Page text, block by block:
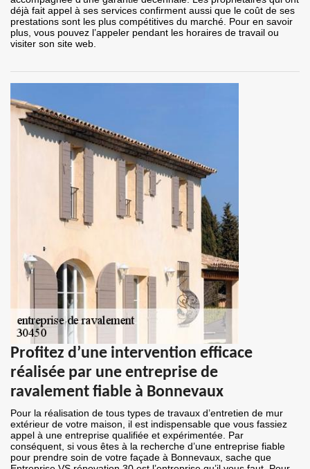
déjà fait appel à ses services confirment aussi que le coût de ses
prestations sont les plus compétitives du marché. Pour en savoir
plus, vous pouvez l’appeler pendant les horaires de travail ou
visiter son site web.
Profitez d’une intervention efficace
réalisée par une entreprise de
ravalement fiable à Bonnevaux
Pour la réalisation de tous types de travaux d’entretien de mur
extérieur de votre maison, il est indispensable que vous fassiez
appel à une entreprise qualifiée et expérimentée. Par
conséquent, si vous êtes à la recherche d’une entreprise fiable
pour prendre soin de votre façade à Bonnevaux, sache que